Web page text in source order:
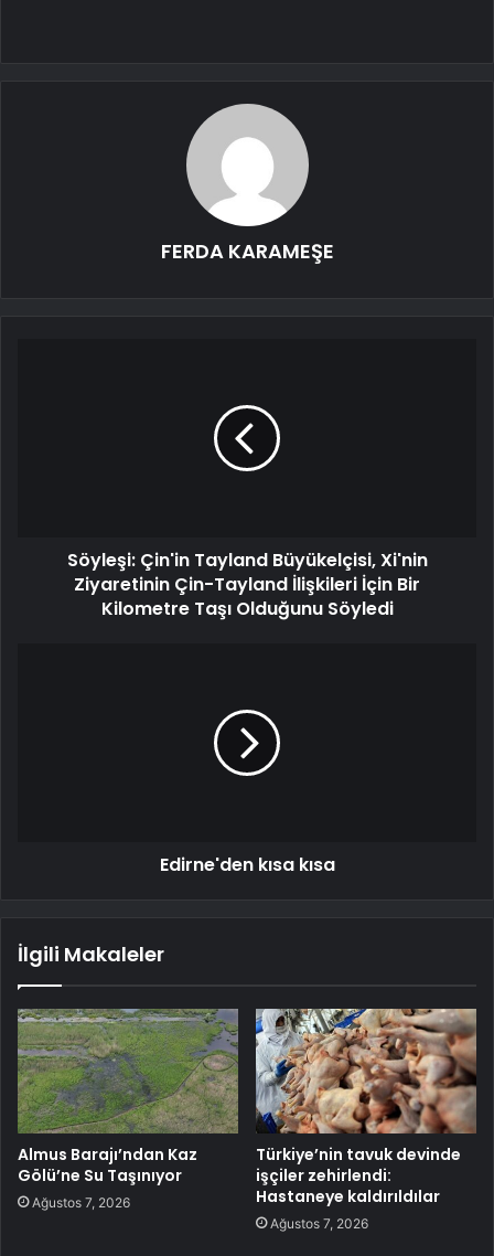
FERDA KARAMEŞE
Söyleşi: Çin'in Tayland Büyükelçisi, Xi'nin
Ziyaretinin Çin-Tayland İlişkileri İçin Bir
Kilometre Taşı Olduğunu Söyledi
Edirne'den kısa kısa
İlgili Makaleler
Almus Barajı’ndan Kaz
Gölü’ne Su Taşınıyor
Ağustos 7, 2026
Türkiye’nin tavuk devinde
işçiler zehirlendi:
Hastaneye kaldırıldılar
Ağustos 7, 2026